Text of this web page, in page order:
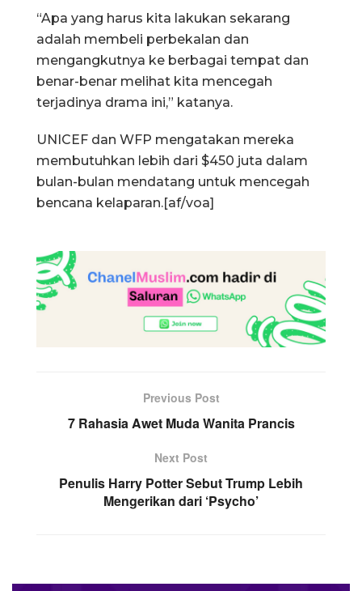
“Apa yang harus kita lakukan sekarang
adalah membeli perbekalan dan
mengangkutnya ke berbagai tempat dan
benar-benar melihat kita mencegah
terjadinya drama ini,” katanya.
UNICEF dan WFP mengatakan mereka
membutuhkan lebih dari $450 juta dalam
bulan-bulan mendatang untuk mencegah
bencana kelaparan.[af/voa]
Previous Post
7 Rahasia Awet Muda Wanita Prancis
Next Post
Penulis Harry Potter Sebut Trump Lebih
Mengerikan dari ‘Psycho’